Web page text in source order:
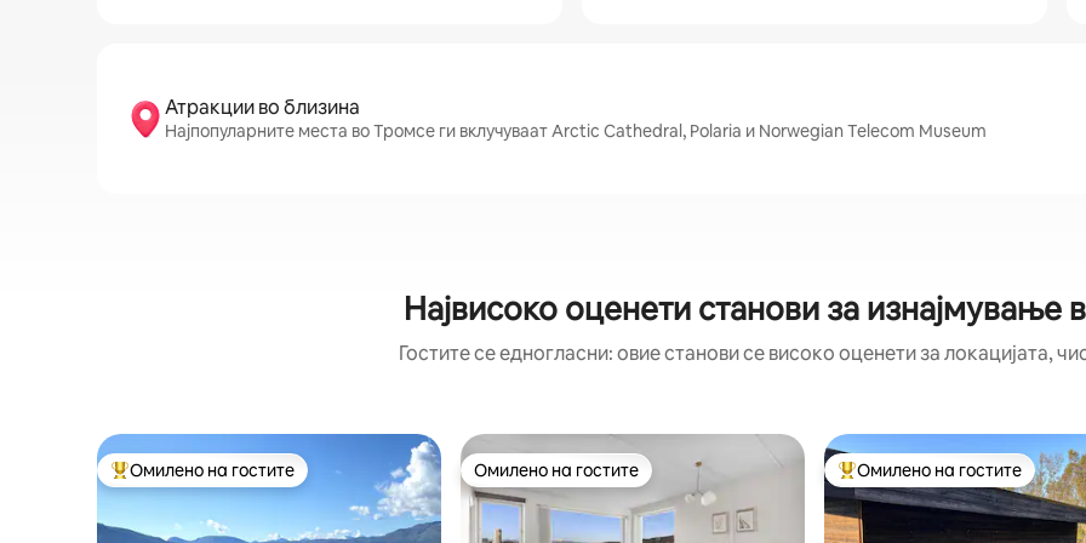
Атракции во близина
Најпопуларните места во Тромсе ги вклучуваат Arctic Cathedral, Polaria и Norwegian Telecom Museum
Највисоко оценети станови за изнајмување
Гостите се едногласни: овие станови се високо оценети за локацијата,
Меѓу најуспешните „Омилени на гостите“
Омилено на гостите Омилено на гостите
Омилено на гостите Меѓу најуспешните „Омилени
Омилено на гостите